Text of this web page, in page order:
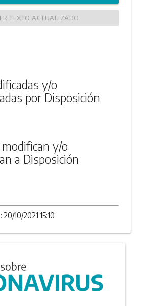
TEXTO ACTUALIZADO
y/o
por Disposición
y/o
a Disposición
10/2021 15:10